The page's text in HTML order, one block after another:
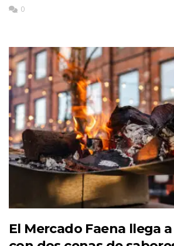
0
El Mercado Faena llega